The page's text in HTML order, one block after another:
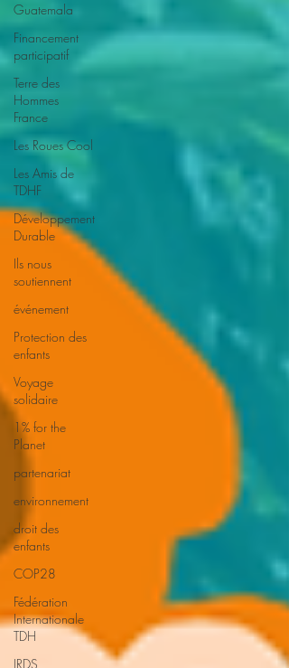
Guatemala
Financement
participatif
Terre des
Hommes
France
Les Roues Cool
Les Amis de
TDHF
Développement
Durable
Ils nous
soutiennent
événement
Protection des
enfants
Voyage
solidaire
1% for the
Planet
partenariat
environnement
droit des
enfants
COP28
Fédération
Internationale
TDH
IRDS